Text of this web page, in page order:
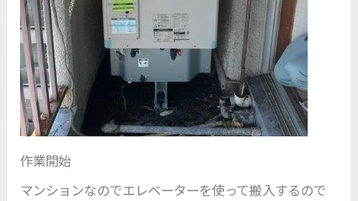
作業開始
マンションなのでエレベーターを使って搬入するので